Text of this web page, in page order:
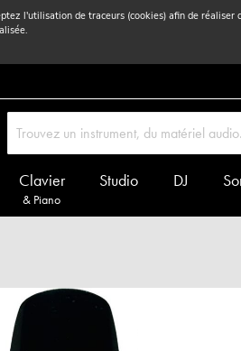
l'utilisation de traceurs (cookies) afin de réaliser
Clavier
& Piano
Studio DJ